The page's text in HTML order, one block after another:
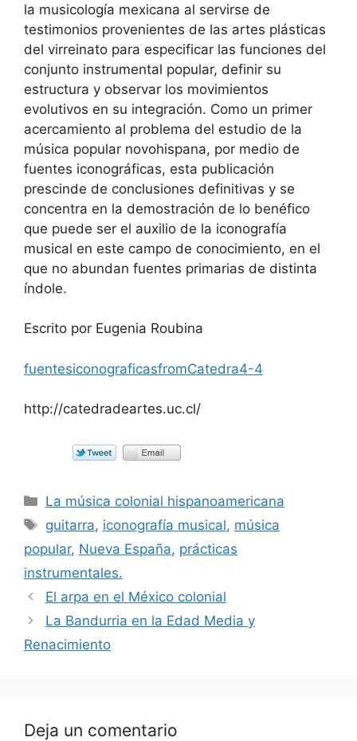
la musicología mexicana al servirse de
testimonios provenientes de las artes plásticas
del virreinato para especificar las funciones del
conjunto instrumental popular, definir su
estructura y observar los movimientos
evolutivos en su integración. Como un primer
acercamiento al problema del estudio de la
música popular novohispana, por medio de
fuentes iconográficas, esta publicación
prescinde de conclusiones definitivas y se
concentra en la demostración de lo benéfico
que puede ser el auxilio de la iconografía
musical en este campo de conocimiento, en el
que no abundan fuentes primarias de distinta
índole.
Escrito por Eugenia Roubina
fuentesiconograficasfromCatedra4-4
http://catedradeartes.uc.cl/
Categorías
La música colonial hispanoamericana
Etiquetas
guitarra, iconografía musical, música
popular, Nueva España, prácticas
instrumentales.
El arpa en el México colonial
La Bandurria en la Edad Media y
Renacimiento
Deja un comentario